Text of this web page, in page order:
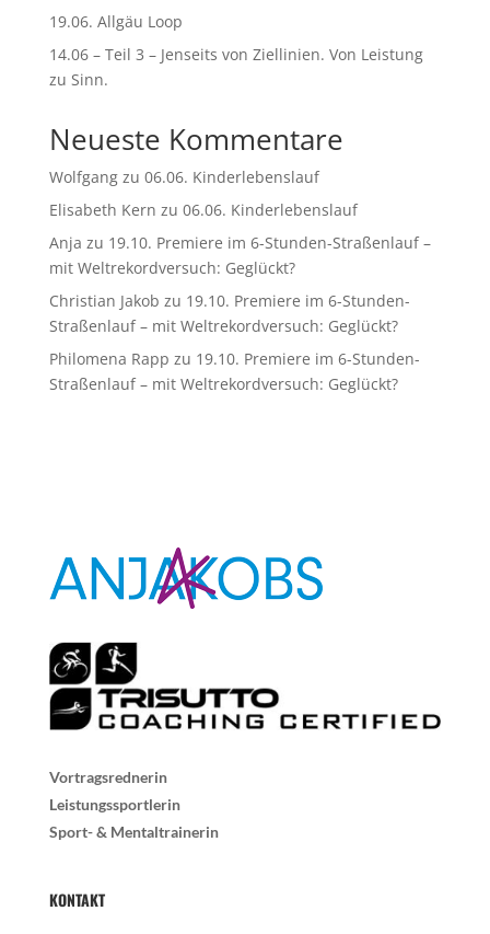
19.06. Allgäu Loop
14.06 – Teil 3 – Jenseits von Ziellinien. Von Leistung
zu Sinn.
Neueste Kommentare
Wolfgangzu 06.06. Kinderlebenslauf
Elisabeth Kern zu 06.06. Kinderlebenslauf
Anja zu 19.10. Premiere im 6-Stunden-Straßenlauf –
mit Weltrekordversuch: Geglückt?
Christian Jakob zu 19.10. Premiere im 6-Stunden-
Straßenlauf – mit Weltrekordversuch: Geglückt?
Philomena Rapp zu 19.10. Premiere im 6-Stunden-
Straßenlauf – mit Weltrekordversuch: Geglückt?
Vortragsrednerin
Leistungssportlerin
Sport- & Mentaltrainerin
KONTAKT